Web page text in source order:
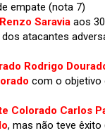
empate (nota 7)
Saravia aos
atacantes
Rodrigo
com o objetivo
Colorado Carlos
, mas não teve êxito